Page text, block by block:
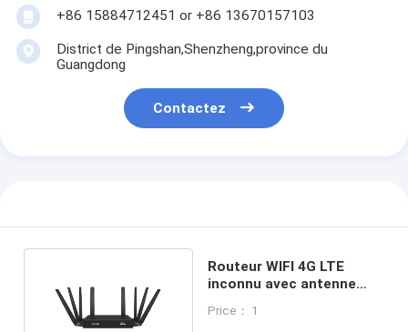
+86 15884712451 or +86 13670157103
District de Pingshan,Shenzheng,province du
Guangdong
Contactez
Routeur WIFI 4G LTE
inconnu avec antenne
Internet
Price： 1